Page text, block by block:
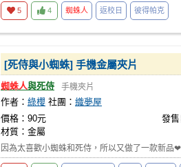
5 4 蜘蛛人 返校日 彼得帕克
[死侍與小蜘蛛] 手機金屬夾片
蜘蛛人與死侍 手機夾片
作者： 綠櫻 社團： 織夢屋
價格：90元
發
材質：金屬
因為太喜歡小蜘蛛和死侍，所以又做了一款新